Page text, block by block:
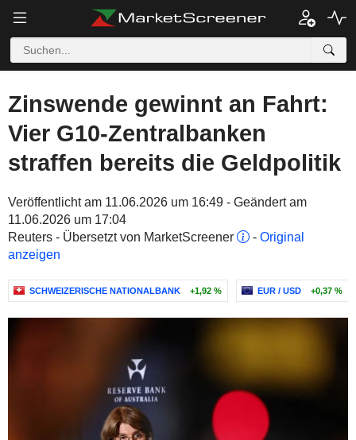
Zinswende gewinnt an Fahrt:
Vier G10-Zentralbanken
straffen bereits die Geldpolitik
Veröffentlicht am 11.06.2026 um 16:49 - Geändert am
11.06.2026 um 17:04
Reuters - Übersetzt von MarketScreener
- Original
anzeigen
SCHWEIZERISCHE NATIONALBANK +1,92 % EUR / USD +0,37 %